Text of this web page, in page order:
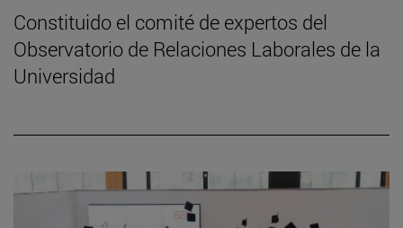
Constituido el comité de expertos del
Observatorio de Relaciones Laborales de la
Universidad